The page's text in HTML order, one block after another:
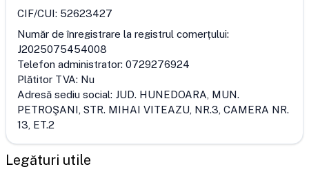
CIF/CUI: 52623427
Număr de înregistrare la registrul comerțului:
J2025075454008
Telefon administrator: 0729276924
Plătitor TVA: Nu
Adresă sediu social: JUD. HUNEDOARA, MUN.
PETROŞANI, STR. MIHAI VITEAZU, NR.3, CAMERA NR.
13, ET.2
Legături utile